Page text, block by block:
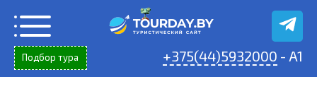
содержанию
Подбор тура +375(44)5932000 - A1